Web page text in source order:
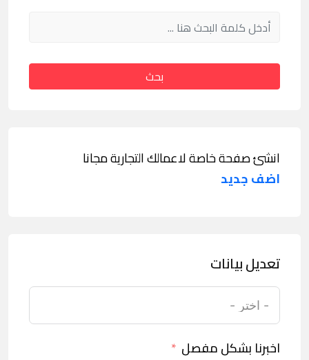
بحث
انشئ صفحة خاصة لاعمالك التجارية مجانا
اضف جديد
تعديل بيانات
اخبرنا بشكل مفصل